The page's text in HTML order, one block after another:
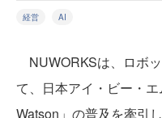
経営 AI
NUWORKSは、ロボ
て、日本アイ・ビー・
Watson」の普及を牽引